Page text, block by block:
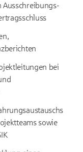
bei
sowie